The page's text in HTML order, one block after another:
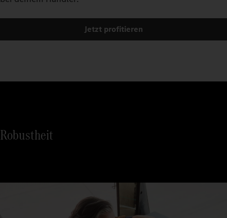
Jetzt profitieren
Robustheit